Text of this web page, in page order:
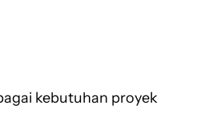
kebutuhan proyek